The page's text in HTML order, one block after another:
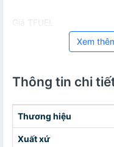
Giá TFUEL
Xem
Thông tin chi
Thương hiệu
Xuất xứ